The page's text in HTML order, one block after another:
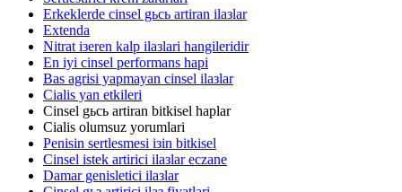
Erkeklerde cinsel gьcь artiran ilaзlar
Extenda
Nitrat iзeren kalp ilaзlari hangileridir
En iyi cinsel performans hapi
Bas agrisi yapmayan cinsel ilaзlar
Cialis yan etkileri
Cinsel gьcь artiran bitkisel haplar
Cialis olumsuz yorumlari
Penisin sertlesmesi iзin bitkisel
Cinsel istek artirici ilaзlar eczane
Damar genisletici ilaзlar